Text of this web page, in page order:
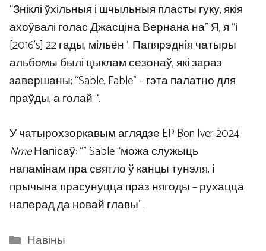
“Зніклі ўхільныя і шчыльныя пласты гуку, якія
ахоўвалі голас Джасціна Вернана на” Я, я “і
[2016’s] 22 гады, мільён ‘. Папярэднія чатыры
альбомы былі цыклам сезонаў, які зараз
завершаны; “Sable, Fable” – гэта палатно для
праўды, а голай “.
У чатырохзоркавым аглядзе EP Bon Iver 2024
NmeНапісаў: “” Sable “можа служыць
напамінам пра святло ў канцы тунэля, і
прычына прасунуцца праз нягоды – рухацца
наперад да новай главы”.
Categories
Навіны